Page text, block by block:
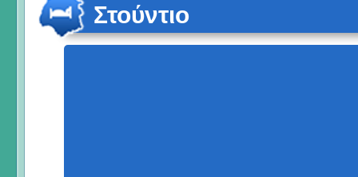
Στούντιο